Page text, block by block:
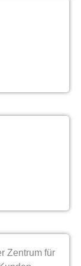
Zentrum für